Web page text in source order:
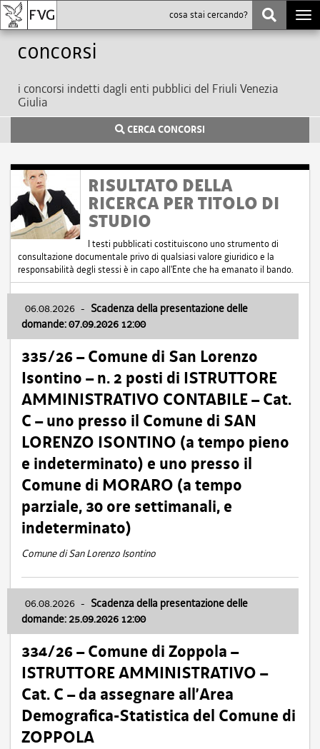
Concorsi
i concorsi indetti dagli enti pubblici del Friuli Venezia
Giulia
CERCA CONCORSI
RISULTATO DELLA
RICERCA PER TITOLO DI
STUDIO
I testi pubblicati costituiscono uno strumento di
consultazione documentale privo di qualsiasi valore giuridico e la
responsabilità degli stessi è in capo all'Ente che ha emanato il bando.
06.08.2026 - Scadenza della presentazione delle
domande: 07.09.2026 12:00
335/26 – Comune di San Lorenzo
Isontino – n. 2 posti di ISTRUTTORE
AMMINISTRATIVO CONTABILE – Cat.
C – uno presso il Comune di SAN
LORENZO ISONTINO (a tempo pieno
e indeterminato) e uno presso il
Comune di MORARO (a tempo
parziale, 30 ore settimanali, e
indeterminato)
Comune di San Lorenzo Isontino
06.08.2026 - Scadenza della presentazione delle
domande: 25.09.2026 12:00
334/26 – Comune di Zoppola –
ISTRUTTORE AMMINISTRATIVO –
Cat. C – da assegnare all’Area
Demografica-Statistica del Comune di
ZOPPOLA